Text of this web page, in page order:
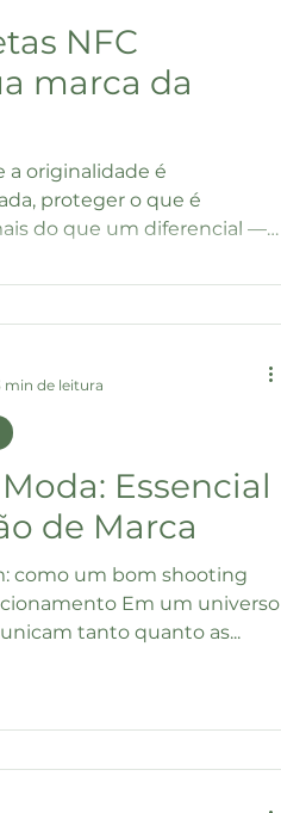
NFC
marca da
a originalidade é
proteger o que é
do que um diferencial —
Essencial
de Marca
como um bom shooting
Em um universo
tanto quanto as...
min de leitura